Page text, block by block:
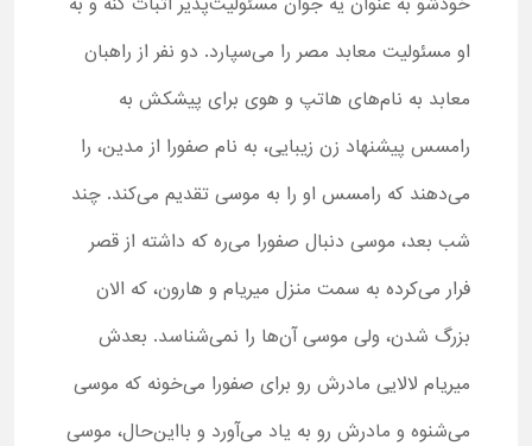
او مسئولیت معابد مصر را می‌سپارد. دو نفر از راهبان
معابد به نام‌های هاتپ و هوی برای پیشکش به
رامسس پیشنهاد زن زیبایی، به نام صفورا از مدین، را
می‌دهند که رامسس او را به موسی تقدیم می‌کند. چند
شب بعد، موسی دنبال صفورا می‌ره که داشته از قصر
فرار می‌کرده به سمت منزل میریام و هارون، که الان
بزرگ شدن، ولی موسی آن‌ها را نمی‌شناسد. بعدش
میریام لالایی مادرش رو برای صفورا می‌خونه که موسی
می‌شنوه و مادرش رو به یاد می‌آورد و بااین‌حال، موسی